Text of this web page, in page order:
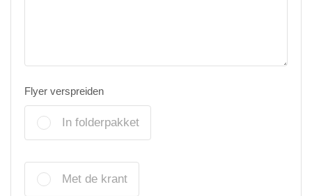
Flyer verspreiden
In folderpakket
Met de krant